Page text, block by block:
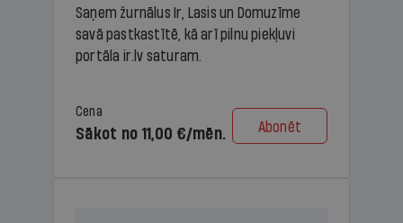
Saņem žurnālus Ir, Lasis un Domuzīme
savā pastkastītē, kā arī pilnu piekļuvi
portāla ir.lv saturam.
Cena
Sākot no 11,00 €/mēn. Abonēt